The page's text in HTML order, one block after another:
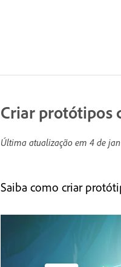
Criar protótipos
Última atualização em 4 de
Saiba como criar